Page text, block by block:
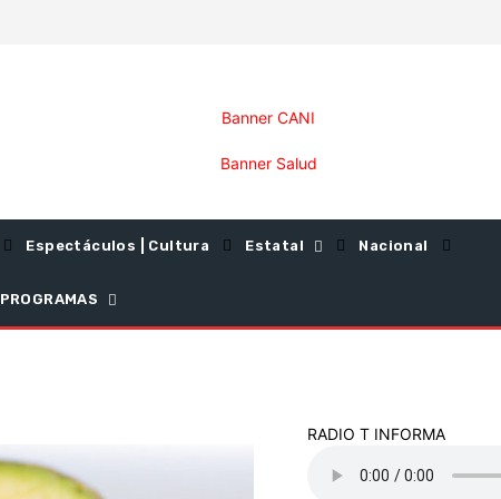
Espectáculos | Cultura Estatal Nacional
PROGRAMAS
RADIO T INFORMA